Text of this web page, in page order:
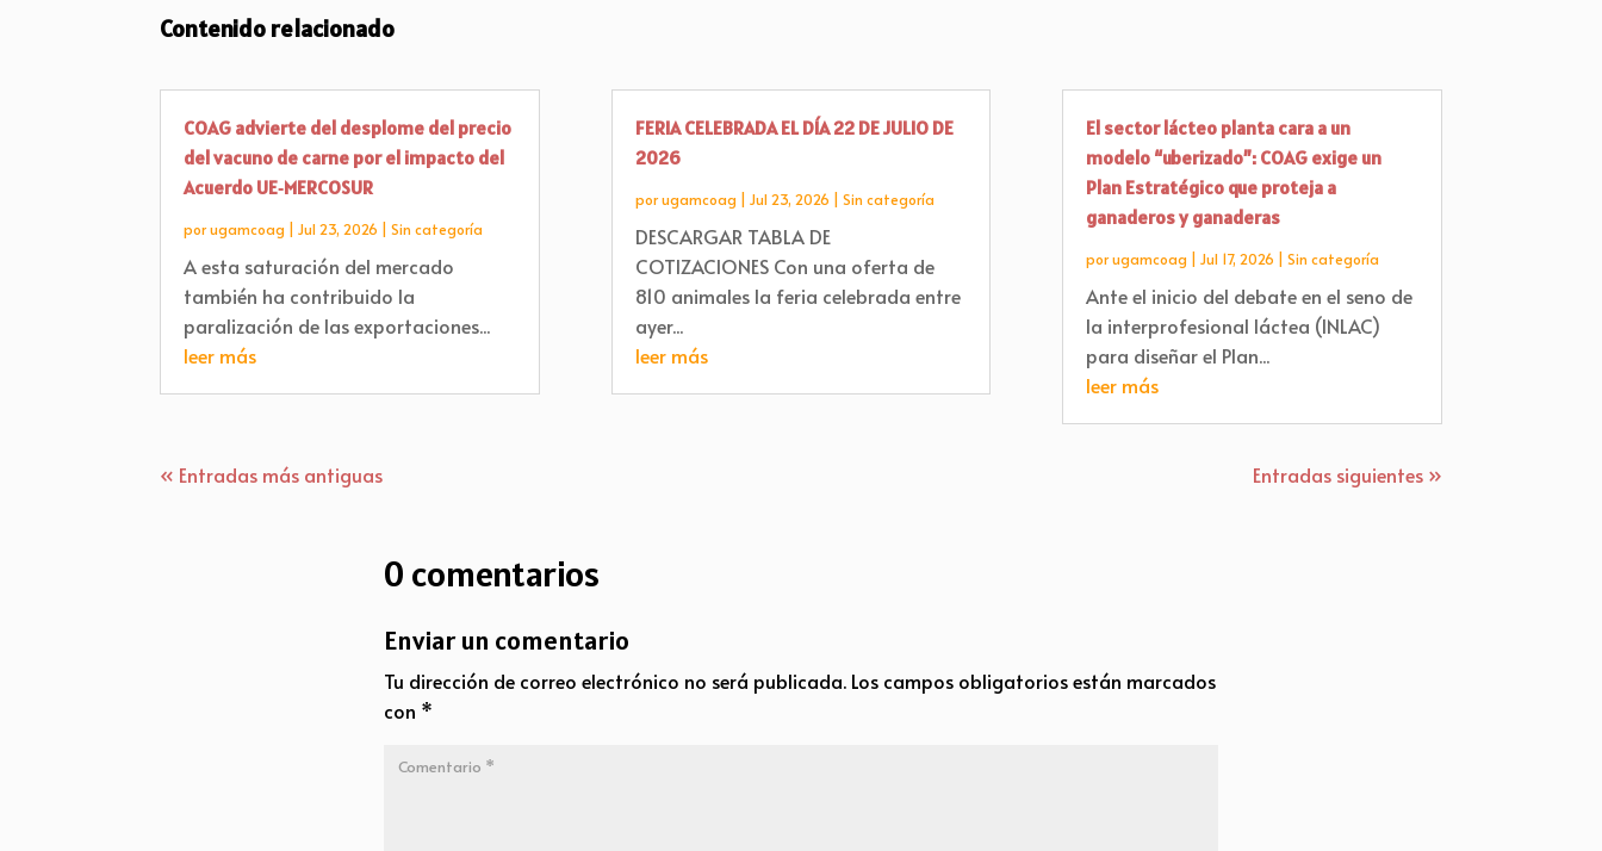
Contenido relacionado
COAG advierte del desplome del precio
del vacuno de carne por el impacto del
Acuerdo UE‑MERCOSUR
porugamcoag |Jul 23, 2026 |Sin categoría
A esta saturación del mercado
también ha contribuido la
paralización de las exportaciones...
leer más
FERIA CELEBRADA EL DÍA 22 DE JULIO DE
2026
porugamcoag Jul 23, 2026 Sin categoría
DESCARGAR TABLA DE
COTIZACIONES Con una oferta de
810 animales la feria celebrada entre
ayer...
leer más
El sector lácteo planta cara a un
modelo “uberizado”: COAG exige un
Plan Estratégico que proteja a
ganaderos y ganaderas
porugamcoag Jul 17, 2026 Sin categoría
Ante el inicio del debate en el seno de
la interprofesional láctea (INLAC)
para diseñar el Plan...
leer más
« Entradas más antiguas Entradas siguientes »
0 comentarios
Enviar un comentario
Tu dirección de correo electrónico no será publicada. Los campos obligatorios están marcados
con *